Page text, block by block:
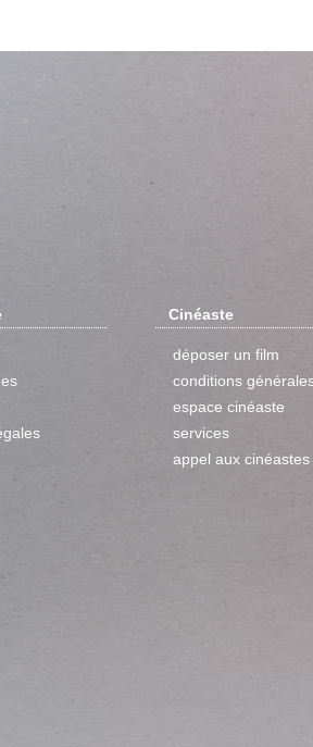
Cinéaste
déposer un film
conditions
espace cinéaste
services
appel aux cinéastes